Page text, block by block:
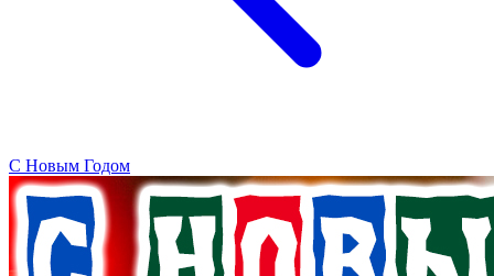
C Новым Годом